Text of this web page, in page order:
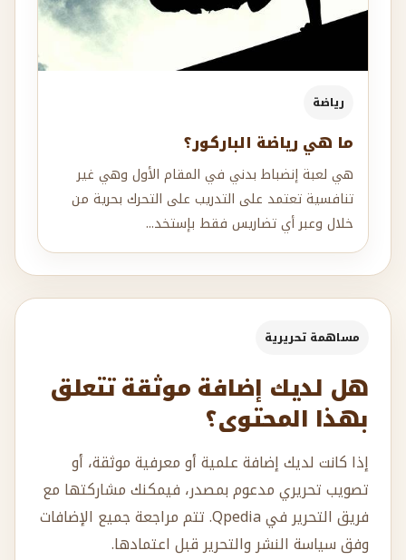
رياضة
ما هي رياضة الباركور؟
هي لعبة إنضباط بدني في المقام الأول وهي غير
تنافسية تعتمد على التدريب على التحرك بحرية من
خلال وعبر أي تضاريس فقط بإستخد...
مساهمة تحريرية
هل لديك إضافة موثقة تتعلق
بهذا المحتوى؟
إذا كانت لديك إضافة علمية أو معرفية موثقة، أو
تصويب تحريري مدعوم بمصدر، فيمكنك مشاركتها مع
فريق التحرير في Qpedia. تتم مراجعة جميع الإضافات
وفق سياسة النشر والتحرير قبل اعتمادها.